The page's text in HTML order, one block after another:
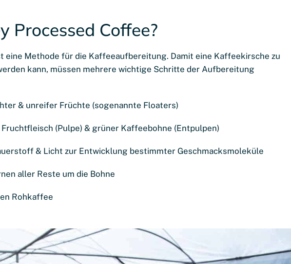
Processed Coffee?
eine Methode für die Kaffeeaufbereitung. Damit eine Kaffeekirsche zu
kann, müssen mehrere wichtige Schritte der Aufbereitung
& unreifer Früchte (sogenannte Floaters)
Fruchtfleisch (Pulpe) & grüner Kaffeebohne (Entpulpen)
& Licht zur Entwicklung bestimmter Geschmacksmoleküle
aller Reste um die Bohne
Rohkaffee